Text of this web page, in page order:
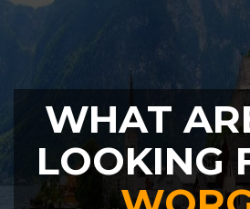
WHAT
LOOKING